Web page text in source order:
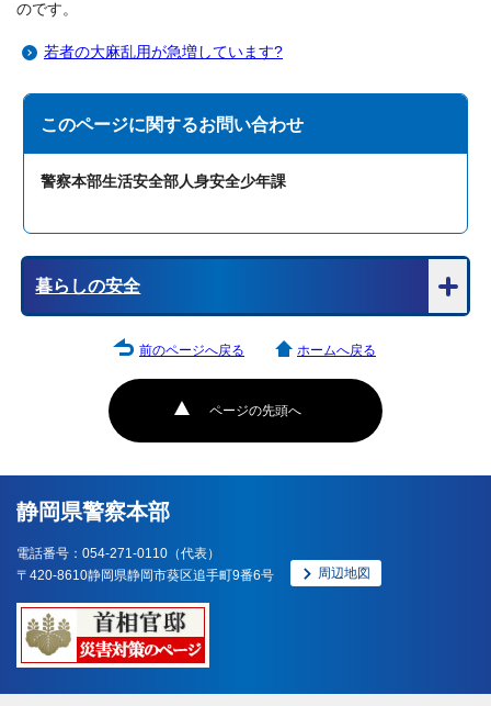
のです。
若者の大麻乱用が急増しています?
このページに関するお問い合わせ
警察本部生活安全部人身安全少年課
暮らしの安全
ページの先頭へ
前のページへ戻る ホームへ戻る
静岡県警察本部
電話番号：054-271-0110（代表）
〒420-8610静岡県静岡市葵区追手町9番6号
周辺地図